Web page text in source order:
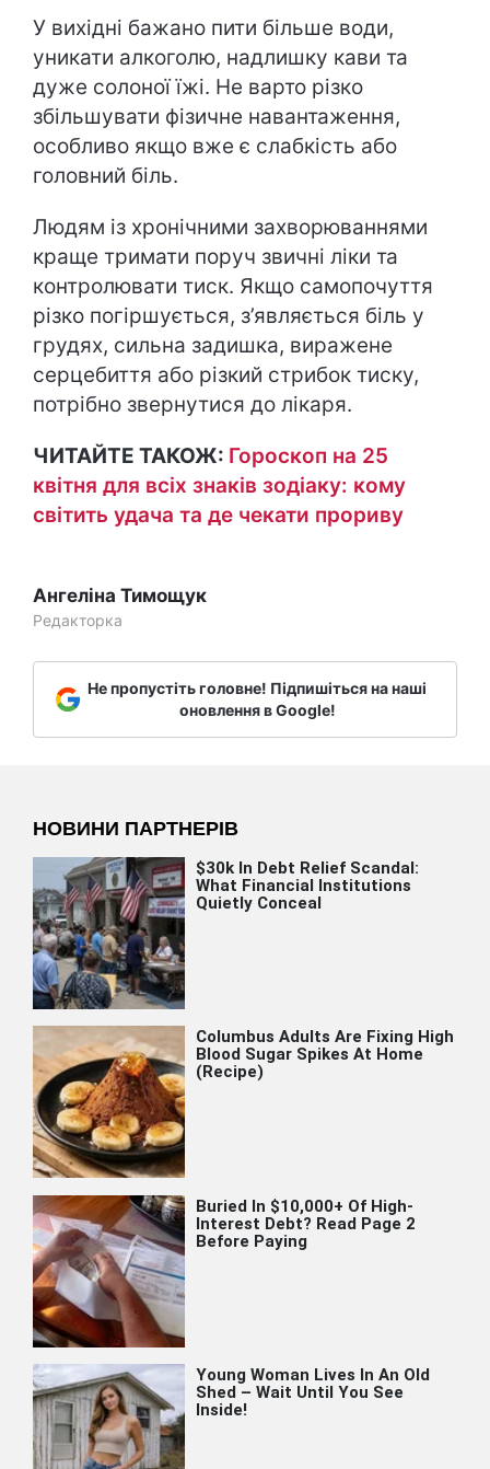
У вихідні бажано пити більше води,
уникати алкоголю, надлишку кави та
дуже солоної їжі. Не варто різко
збільшувати фізичне навантаження,
особливо якщо вже є слабкість або
головний біль.
Людям із хронічними захворюваннями
краще тримати поруч звичні ліки та
контролювати тиск. Якщо самопочуття
різко погіршується, з’являється біль у
грудях, сильна задишка, виражене
серцебиття або різкий стрибок тиску,
потрібно звернутися до лікаря.
ЧИТАЙТЕ ТАКОЖ: Гороскоп на 25
квітня для всіх знаків зодіаку: кому
світить удача та де чекати прориву
Ангеліна Тимощук
Редакторка
Не пропустіть головне! Підпишіться на наші
оновлення в Google!